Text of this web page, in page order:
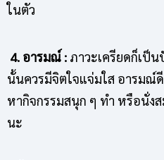
ในตัว
4. อารมณ์ : ภาวะเครียดก็เป็น
นั้นควรมีจิตใจแจ่มใส อารมณ์
หากิจกรรมสนุก ๆ ทำ หรือนั่ง
นะ